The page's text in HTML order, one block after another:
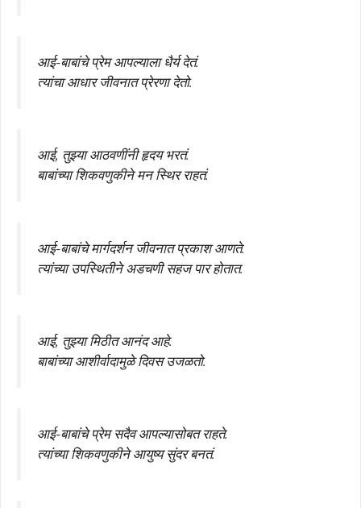
आई-बाबांचे प्रेम आपल्याला धैर्य देतं.
त्यांचा आधार जीवनात प्रेरणा देतो.
आई, तुझ्या आठवणींनी हृदय भरतं.
बाबांच्या शिकवणुकीने मन स्थिर राहतं.
आई-बाबांचे मार्गदर्शन जीवनात प्रकाश आणते.
त्यांच्या उपस्थितीने अडचणी सहज पार होतात.
आई, तुझ्या मिठीत आनंद आहे.
बाबांच्या आशीर्वादामुळे दिवस उजळतो.
आई-बाबांचे प्रेम सदैव आपल्यासोबत राहते.
त्यांच्या शिकवणुकीने आयुष्य सुंदर बनतं.